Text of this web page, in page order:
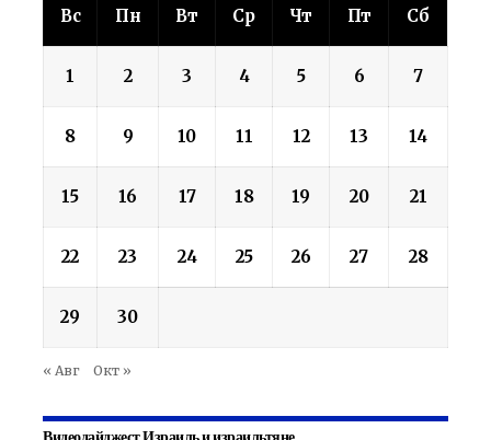
Вс Пн Вт Ср Чт Пт Сб
1 2 3 4 5 6 7
8 9 10 11 12 13 14
15 16 17 18 19 20 21
22 23 24 25 26 27 28
29 30
« Авг Окт »